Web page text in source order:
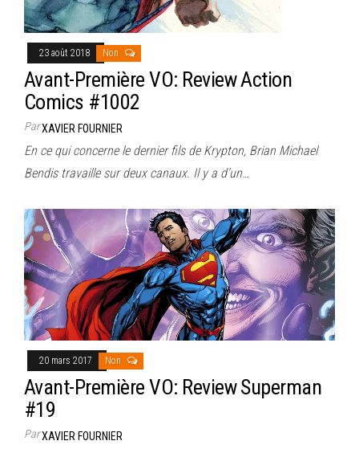
23 août 2018 Non
Avant-Première VO: Review Action
Comics #1002
ParXAVIER FOURNIER
En ce qui concerne le dernier fils de Krypton, Brian Michael
Bendis travaille sur deux canaux. Il y a d’un…
20 mars 2017 Non
Avant-Première VO: Review Superman
#19
ParXAVIER FOURNIER